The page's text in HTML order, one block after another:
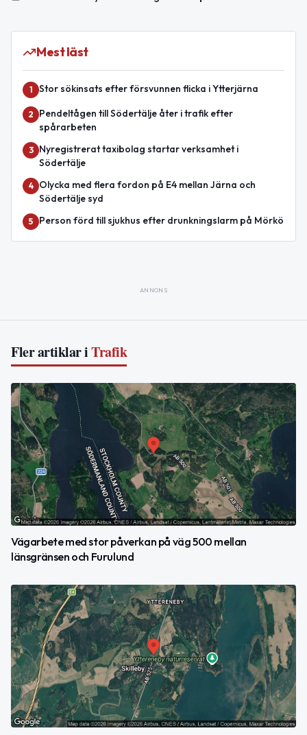
Mest läst
1 Stor sökinsats efter försvunnen flicka i Ytterjärna
2
Pendeltågen till Södertälje åter i trafik efter
spårarbeten
3
Nyregistrerat taxibolag startar verksamhet i
Södertälje
4
Olycka med flera fordon på E4 mellan Järna och
Södertälje syd
5 Person förd till sjukhus efter drunkningslarm på Mörkö
ANNONS
Fler artiklar iTrafik
Vägarbete med stor påverkan på väg 500 mellan
länsgränsen och Furulund